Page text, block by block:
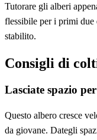
Tutorare gli alberi
flessibile per i primi due
stabilito.
Consigli di
Lasciate spazio per
Questo albero cresce
da giovane. Dategli